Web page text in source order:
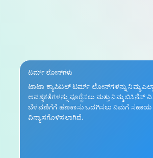
ಟರ್ಮ್ ಲೋನ್‌ಗಳು
ಟಾಟಾ ಕ್ಯಾಪಿಟಲ್ ಟರ್ಮ್ ಲೋನ್‌ಗಳನ್ನು ನಿಮ್ಮ
ಅವಶ್ಯಕತೆಗಳನ್ನು ಪೂರೈಸಲು ಮತ್ತು ನಿಮ್ಮ ಬಿಸಿನೆಸ್
ಬೆಳವಣಿಗೆಗೆ ಹಣಕಾಸು ಒದಗಿಸಲು ನಿಮಗೆ ಸಹಾಯ
ವಿನ್ಯಾಸಗೊಳಿಸಲಾಗಿದೆ.